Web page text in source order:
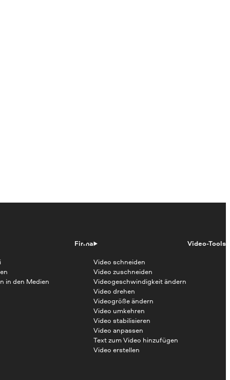
Firma
in den Medien
Video-Tools
Video schneiden
Video zuschneiden
Videogeschwindigkeit ändern
Video drehen
Videogröße ändern
Video umkehren
Video stabilisieren
Video anpassen
Text zum Video hinzufügen
Video erstellen